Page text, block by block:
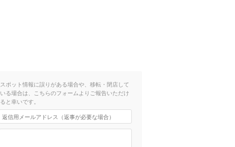
スポット情報に誤りがある場合や、移転・閉店して
いる場合は、こちらのフォームよりご報告いただけ
ると幸いです。